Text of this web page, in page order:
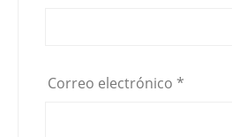
Correo electrónico *